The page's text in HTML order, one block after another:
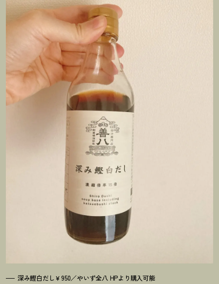
深み鰹白だし￥950／やいず全八 HPより購入可能